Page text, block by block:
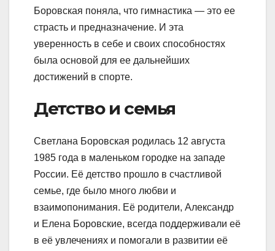
Боровская поняла, что гимнастика — это ее
страсть и предназначение. И эта
уверенность в себе и своих способностях
была основой для ее дальнейших
достижений в спорте.
Детство и семья
Светлана Боровская родилась 12 августа
1985 года в маленьком городке на западе
России. Её детство прошло в счастливой
семье, где было много любви и
взаимопонимания. Её родители, Александр
и Елена Боровские, всегда поддерживали её
в её увлечениях и помогали в развитии её